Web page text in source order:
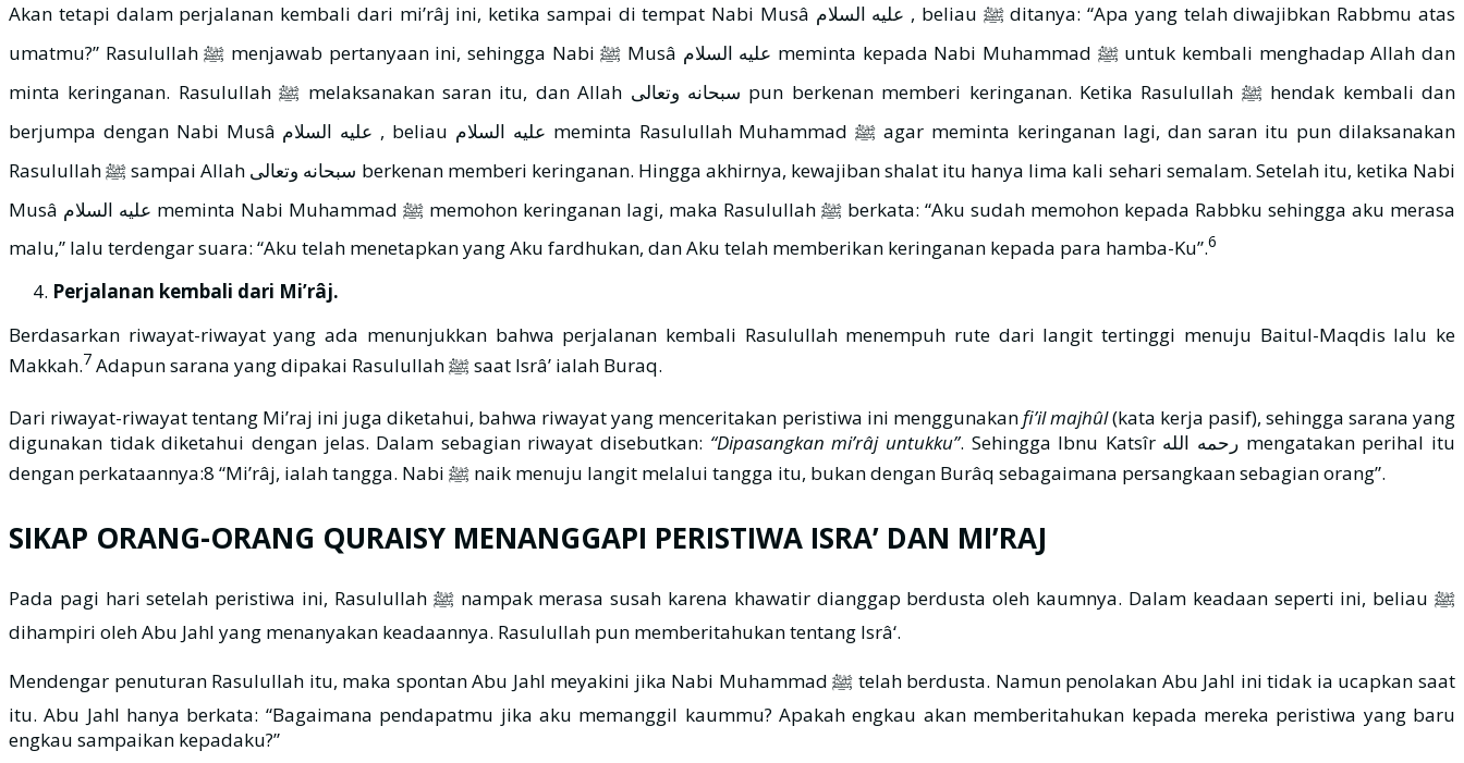
Akan tetapi dalam perjalanan kembali dari mi’râj ini, ketika sampai di tempat Nabi Musâ عليه السلام , beliau ﷺ ditanya: “Apa yang telah diwajibkan Rabbmu atas
umatmu?” Rasulullah ﷺ menjawab pertanyaan ini, sehingga Nabi ﷺ Musâ عليه السلام meminta kepada Nabi Muhammad ﷺ untuk kembali menghadap Allah dan
minta keringanan. Rasulullah ﷺ melaksanakan saran itu, dan Allah سبحانه وتعالى pun berkenan memberi keringanan. Ketika Rasulullah ﷺ hendak kembali dan
berjumpa dengan Nabi Musâ عليه السلام , beliau عليه السلام meminta Rasulullah Muhammad ﷺ agar meminta keringanan lagi, dan saran itu pun dilaksanakan
Rasulullah ﷺ sampai Allah سبحانه وتعالى berkenan memberi keringanan. Hingga akhirnya, kewajiban shalat itu hanya lima kali sehari semalam. Setelah itu, ketika Nabi
Musâ عليه السلام meminta Nabi Muhammad ﷺ memohon keringanan lagi, maka Rasulullah ﷺ berkata: “Aku sudah memohon kepada Rabbku sehingga aku merasa
malu,” lalu terdengar suara: “Aku telah menetapkan yang Aku fardhukan, dan Aku telah memberikan keringanan kepada para hamba-Ku”.6
Perjalanan kembali dari Mi’râj.
Berdasarkan riwayat-riwayat yang ada menunjukkan bahwa perjalanan kembali Rasulullah menempuh rute dari langit tertinggi menuju Baitul-Maqdis lalu ke
Makkah.7 Adapun sarana yang dipakai Rasulullah ﷺ saat Isrâ’ ialah Buraq.
Dari riwayat-riwayat tentang Mi’raj ini juga diketahui, bahwa riwayat yang menceritakan peristiwa ini menggunakanfi’il majhûl(kata kerja pasif), sehingga sarana yang
digunakan tidak diketahui dengan jelas. Dalam sebagian riwayat disebutkan: “Dipasangkan mi’râj untukku”. Sehingga Ibnu Katsîr رحمه الله mengatakan perihal itu
dengan perkataannya:8 “Mi’râj, ialah tangga. Nabi ﷺ naik menuju langit melalui tangga itu, bukan dengan Burâq sebagaimana persangkaan sebagian orang”.
SIKAP ORANG-ORANG QURAISY MENANGGAPI PERISTIWA ISRA’ DAN MI’RAJ
Pada pagi hari setelah peristiwa ini, Rasulullah ﷺ nampak merasa susah karena khawatir dianggap berdusta oleh kaumnya. Dalam keadaan seperti ini, beliau ﷺ
dihampiri oleh Abu Jahl yang menanyakan keadaannya. Rasulullah pun memberitahukan tentang Isrâ‘.
Mendengar penuturan Rasulullah itu, maka spontan Abu Jahl meyakini jika Nabi Muhammad ﷺ telah berdusta. Namun penolakan Abu Jahl ini tidak ia ucapkan saat
itu. Abu Jahl hanya berkata: “Bagaimana pendapatmu jika aku memanggil kaummu? Apakah engkau akan memberitahukan kepada mereka peristiwa yang baru
engkau sampaikan kepadaku?”